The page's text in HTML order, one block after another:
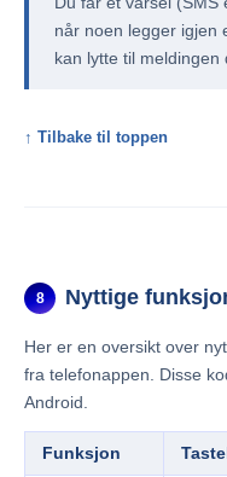
når noen legger igjen
kan lytte til meldingen
↑ Tilbake til toppen
8 Nyttige
Her er en oversikt over
fra telefonappen. Disse
Android.
Funksjon